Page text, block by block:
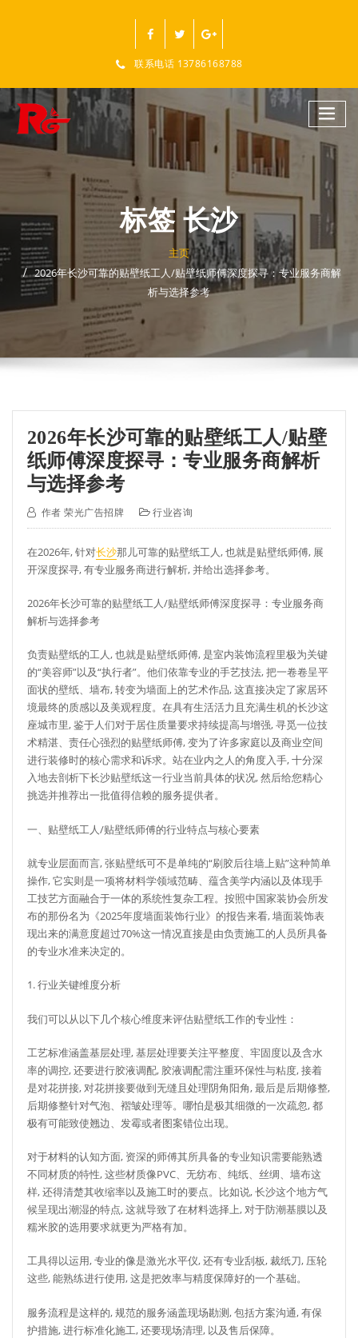
联系电话 13786168788
标签 长沙
主页
2026年长沙可靠的贴壁纸工人/贴壁纸师傅深度探寻：专业服务商解
析与选择参考
2026年长沙可靠的贴壁纸工人/贴壁
纸师傅深度探寻：专业服务商解析
与选择参考
作者荣光广告招牌 行业咨询
在2026年, 针对长沙那儿可靠的贴壁纸工人, 也就是贴壁纸师傅, 展
开深度探寻, 有专业服务商进行解析, 并给出选择参考。
2026年长沙可靠的贴壁纸工人/贴壁纸师傅深度探寻：专业服务商
解析与选择参考
负责贴壁纸的工人, 也就是贴壁纸师傅, 是室内装饰流程里极为关键
的“美容师”以及“执行者”。他们依靠专业的手艺技法, 把一卷卷呈平
面状的壁纸、墙布, 转变为墙面上的艺术作品, 这直接决定了家居环
境最终的质感以及美观程度。在具有生活活力且充满生机的长沙这
座城市里, 鉴于人们对于居住质量要求持续提高与增强, 寻觅一位技
术精湛、责任心强烈的贴壁纸师傅, 变为了许多家庭以及商业空间
进行装修时的核心需求和诉求。站在业内之人的角度入手, 十分深
入地去剖析下长沙贴壁纸这一行业当前具体的状况, 然后给您精心
挑选并推荐出一批值得信赖的服务提供者。
一、贴壁纸工人/贴壁纸师傅的行业特点与核心要素
就专业层面而言, 张贴壁纸可不是单纯的“刷胶后往墙上贴”这种简单
操作, 它实则是一项将材料学领域范畴、蕴含美学内涵以及体现手
工技艺方面融合于一体的系统性复杂工程。按照中国家装协会所发
布的那份名为《2025年度墙面装饰行业》的报告来看, 墙面装饰表
现出来的满意度超过70%这一情况直接是由负责施工的人员所具备
的专业水准来决定的。
1. 行业关键维度分析
我们可以从以下几个核心维度来评估贴壁纸工作的专业性：
工艺标准涵盖基层处理, 基层处理要关注平整度、牢固度以及含水
率的调控, 还要进行胶液调配, 胶液调配需注重环保性与粘度, 接着
是对花拼接, 对花拼接要做到无缝且处理阴角阳角, 最后是后期修整,
后期修整针对气泡、褶皱处理等。哪怕是极其细微的一次疏忽, 都
极有可能致使翘边、发霉或者图案错位出现。
对于材料的认知方面, 资深的师傅其所具备的专业知识需要能熟透
不同材质的特性, 这些材质像PVC、无纺布、纯纸、丝绸、墙布这
样, 还得清楚其收缩率以及施工时的要点。比如说, 长沙这个地方气
候呈现出潮湿的特点, 这就导致了在材料选择上, 对于防潮基膜以及
糯米胶的选用要求就更为严格有加。
工具得以运用, 专业的像是激光水平仪, 还有专业刮板, 裁纸刀, 压轮
这些, 能熟练进行使用, 这是把效率与精度保障好的一个基础。
服务流程是这样的, 规范的服务涵盖现场勘测, 包括方案沟通, 有保
护措施, 进行标准化施工, 还要现场清理, 以及售后保障。